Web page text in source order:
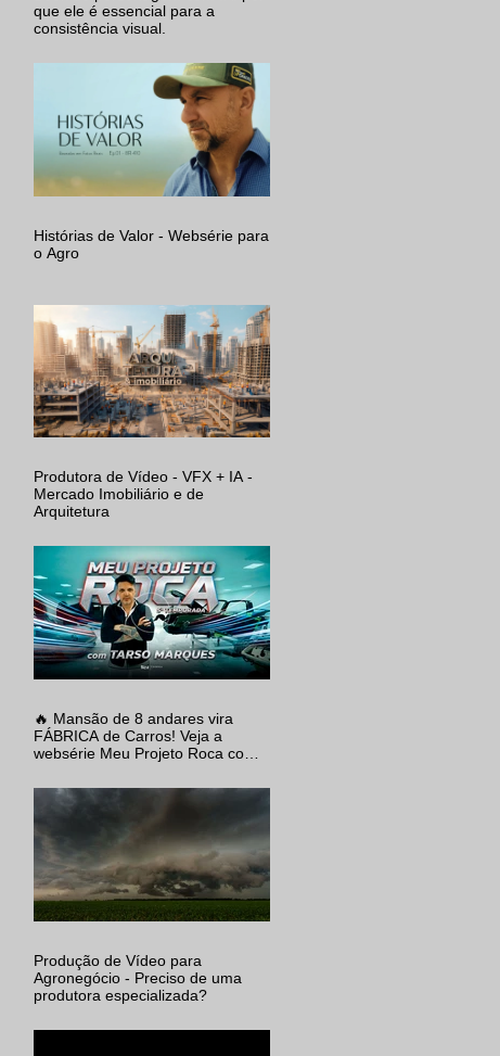
que ele é essencial para a
consistência visual.
Histórias de Valor - Websérie para
o Agro
Produtora de Vídeo - VFX + IA -
Mercado Imobiliário e de
Arquitetura
🔥 Mansão de 8 andares vira
FÁBRICA de Carros! Veja a
websérie Meu Projeto Roca com
EVO Filmes.
Produção de Vídeo para
Agronegócio - Preciso de uma
produtora especializada?